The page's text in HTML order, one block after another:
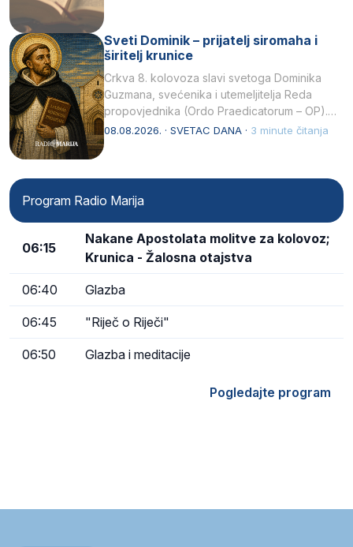
Sveti Dominik – prijatelj siromaha i
širitelj krunice
Crkva 8. kolovoza slavi svetoga Dominika
Guzmana, svećenika i utemeljitelja Reda
propovjednika (Ordo Praedicatorum – OP).
Svojim životom, dubokom ljubavlju prema
08.08.2026. · SVETAC DANA · 3 minute čitanja
Program Radio Marija
06:15
Nakane Apostolata molitve za kolovoz;
Krunica - Žalosna otajstva
06:40 Glazba
06:45 "Riječ o Riječi"
06:50 Glazba i meditacije
Pogledajte program